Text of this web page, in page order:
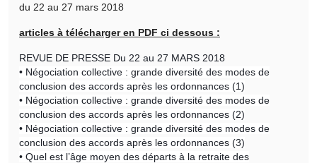
du 22 au 27 mars 2018
articles à télécharger en PDF ci dessous :
REVUE DE PRESSE Du 22 au 27 MARS 2018
• Négociation collective : grande diversité des modes de
conclusion des accords après les ordonnances (1)
• Négociation collective : grande diversité des modes de
conclusion des accords après les ordonnances (2)
• Négociation collective : grande diversité des modes de
conclusion des accords après les ordonnances (3)
• Quel est l’âge moyen des départs à la retraite des